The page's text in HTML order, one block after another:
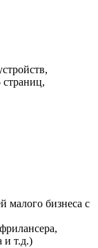
малого бизнеса с
и т.д.)